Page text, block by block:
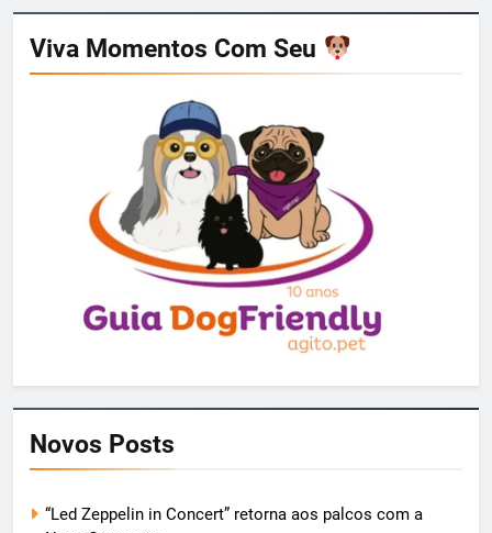
Viva Momentos Com Seu
Novos Posts
“Led Zeppelin in Concert” retorna aos palcos com a